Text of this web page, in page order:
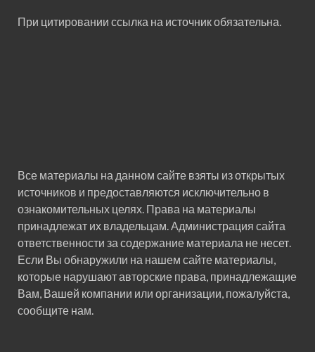
При цитировании ссылка на источник обязательна.
Все материалы на данном сайте взяты из открытых
источников и предоставляются исключительно в
ознакомительных целях. Права на материалы
принадлежат их владельцам. Администрация сайта
ответственности за содержание материала не несет.
Если Вы обнаружили на нашем сайте материалы,
которые нарушают авторские права, принадлежащие
Вам, Вашей компании или организации, пожалуйста,
сообщите нам.